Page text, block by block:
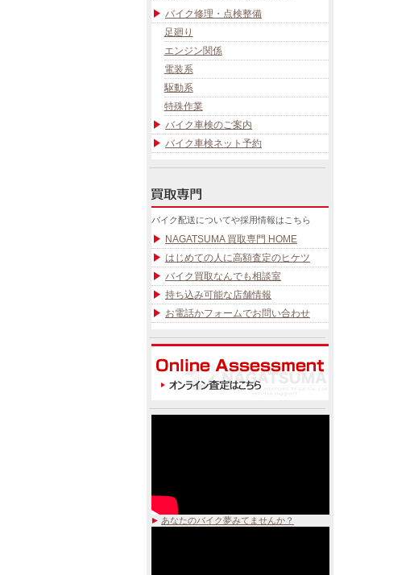
バイク修理・点検整備
足廻り
エンジン関係
電装系
駆動系
特殊作業
バイク車検のご案内
バイク車検ネット予約
バイク配送についてや採用情報はこちら
NAGATSUMA 買取専門 HOME
はじめての人に高額査定のヒケツ
バイク買取なんでも相談室
持ち込み可能な店舗情報
お電話かフォームでお問い合わせ
あなたのバイク夢みてませんか？